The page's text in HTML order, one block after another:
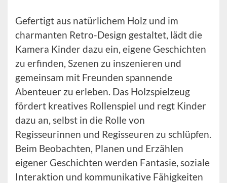
Gefertigt aus natürlichem Holz und im
charmanten Retro-Design gestaltet, lädt die
Kamera Kinder dazu ein, eigene Geschichten
zu erfinden, Szenen zu inszenieren und
gemeinsam mit Freunden spannende
Abenteuer zu erleben. Das Holzspielzeug
fördert kreatives Rollenspiel und regt Kinder
dazu an, selbst in die Rolle von
Regisseurinnen und Regisseuren zu schlüpfen.
Beim Beobachten, Planen und Erzählen
eigener Geschichten werden Fantasie, soziale
Interaktion und kommunikative Fähigkeiten